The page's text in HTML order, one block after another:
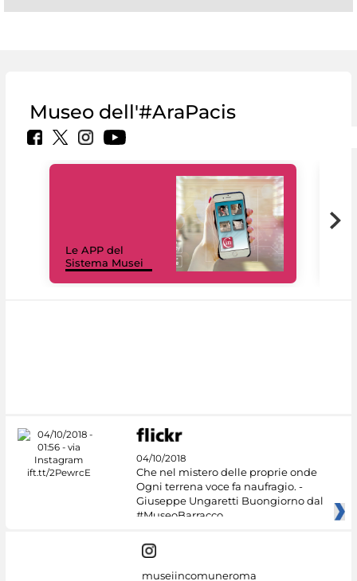
Museo dell'#AraPacis
Le APP del
Sistema Musei
04/10/2018
Che nel mistero delle proprie onde
Ogni terrena voce fa naufragio. -
Giuseppe Ungaretti Buongiorno dal
#MuseoBarracco
museiincomuneroma